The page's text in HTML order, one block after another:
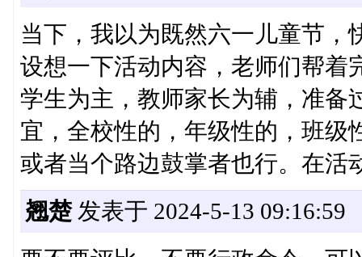
当下，我以为既然六一儿童节，
设想一下活动内容，老师们帮着
学生为主，教师家长为辅，准备
宜，全校性的，年级性的，班级
或者当个路边鼓掌者也行。在活
翘楚发表于 2024-5-13 09:16:59